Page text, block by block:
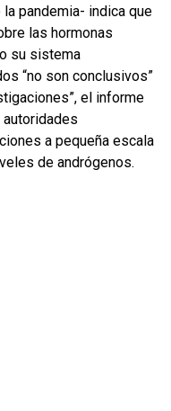
pandemia- indica que
las hormonas
su sistema
“no son conclusivos”
el informe
a pequeña escala
de andrógenos.